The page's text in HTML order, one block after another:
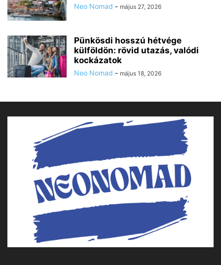
Neo Nomad - május 27, 2026
Pünkösdi hosszú hétvége
külföldön: rövid utazás, valódi
kockázatok
Neo Nomad - május 18, 2026